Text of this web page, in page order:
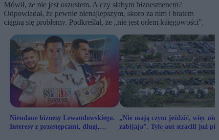
Mówił, że nie jest oszustem. A czy słabym biznesmenem?
Odpowiadał, że pewnie nienajlepszym, skoro za nim i bratem
ciągną się problemy. Podkreślał, że „nie jest orłem księgowości”.
Nieudane biznesy Lewandowskiego.
Interesy z przestępcami, długi,
„Nie mają czym jeździć, więc nie
zabijają”. Tyle aut stracili już